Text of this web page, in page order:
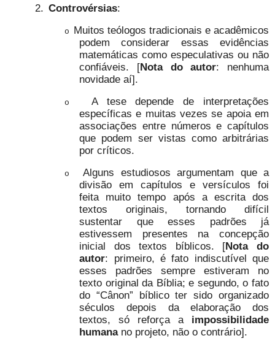
2. Controvérsias:
o Muitos teólogos tradicionais e acadêmicos
podem considerar essas evidências
matemáticas como especulativas ou não
confiáveis. [Nota do autor: nenhuma
novidade aí].
o
A tese depende de interpretações
específicas e muitas vezes se apoia em
associações entre números e capítulos
que podem ser vistas como arbitrárias
por críticos.
o
Alguns estudiosos argumentam que a
divisão em capítulos e versículos foi
feita muito tempo após a escrita dos
textos originais, tornando difícil
sustentar que esses padrões já
estivessem presentes na concepção
inicial dos textos bíblicos. [Nota do
autor: primeiro, é fato indiscutível que
esses padrões sempre estiveram no
texto original da Bíblia; e segundo, o fato
do “Cânon” bíblico ter sido organizado
séculos depois da elaboração dos
textos, só reforça a impossibilidade
humanano projeto, não o contrário].